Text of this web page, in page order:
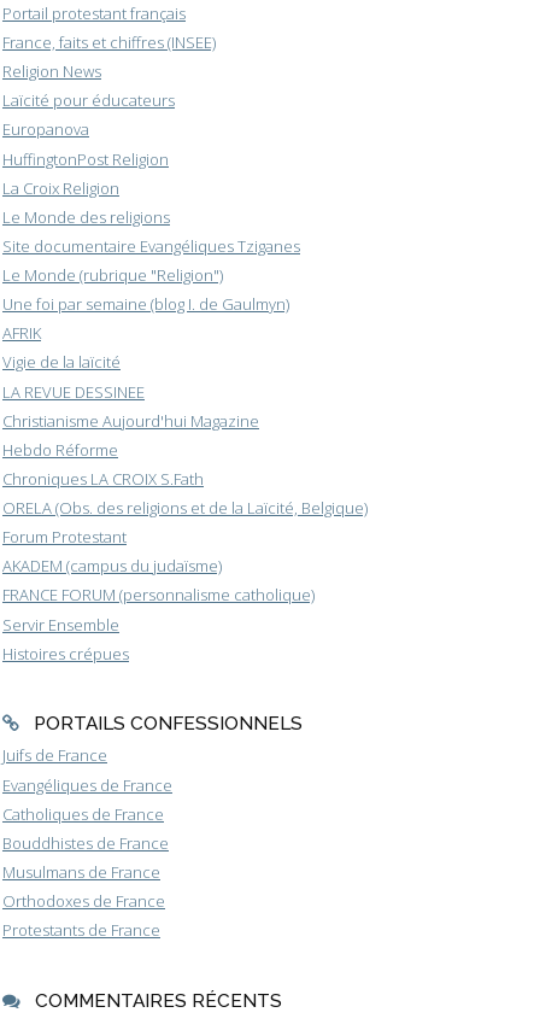
Portail protestant français
France, faits et chiffres (INSEE)
Religion News
Laïcité pour éducateurs
Europanova
HuffingtonPost Religion
La Croix Religion
Le Monde des religions
Site documentaire Evangéliques Tziganes
Le Monde (rubrique "Religion")
Une foi par semaine (blog I. de Gaulmyn)
AFRIK
Vigie de la laïcité
LA REVUE DESSINEE
Christianisme Aujourd'hui Magazine
Hebdo Réforme
Chroniques LA CROIX S.Fath
ORELA (Obs. des religions et de la Laïcité, Belgique)
Forum Protestant
AKADEM (campus du judaïsme)
FRANCE FORUM (personnalisme catholique)
Servir Ensemble
Histoires crépues
PORTAILS CONFESSIONNELS
Juifs de France
Evangéliques de France
Catholiques de France
Bouddhistes de France
Musulmans de France
Orthodoxes de France
Protestants de France
COMMENTAIRES RÉCENTS